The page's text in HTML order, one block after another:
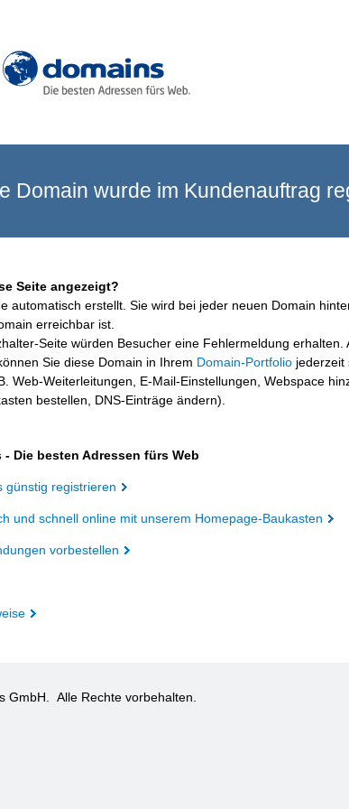
Domain wurde im Kundenauftrag
Seite angezeigt?
automatisch erstellt. Sie wird bei jeder neuen Domain
erreichbar ist.
Seite würden Besucher eine Fehlermeldung erhalten.
Sie diese Domain in Ihrem Domain-Portfolio jederzeit
Web-Weiterleitungen, E-Mail-Einstellungen, Webspace
bestellen, DNS-Einträge ändern).
Die besten Adressen fürs Web
günstig registrieren
und schnell online mit unserem Homepage-Baukasten
vorbestellen
GmbH. Alle Rechte vorbehalten.